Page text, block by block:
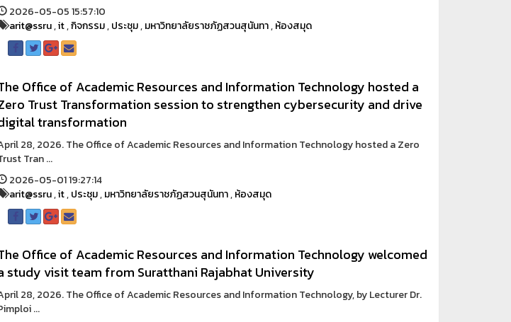
2026-05-05 15:57:10
arit@ssru,it,กิจกรรม,ประชุม,มหาวิทยาลัยราชภัฏสวนสุนันทา,ห้องสมุด
Office of Academic Resources and Information Technology hosted a
Trust Transformation session to strengthen cybersecurity and drive
transformation
28, 2026. The Office of Academic Resources and Information Technology hosted a Zero
Tran ...
2026-05-01 19:27:14
arit@ssru,it,ประชุม,มหาวิทยาลัยราชภัฏสวนสุนันทา,ห้องสมุด
Office of Academic Resources and Information Technology welcomed
study visit team from Suratthani Rajabhat University
28, 2026. The Office of Academic Resources and Information Technology, by Lecturer Dr.
...